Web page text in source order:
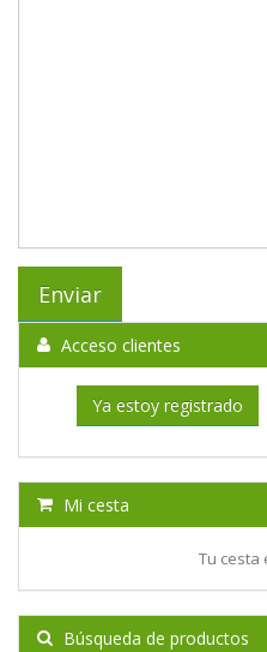
Acceso clientes
Ya estoy registrado
Mi cesta
Tu cesta
Búsqueda de productos